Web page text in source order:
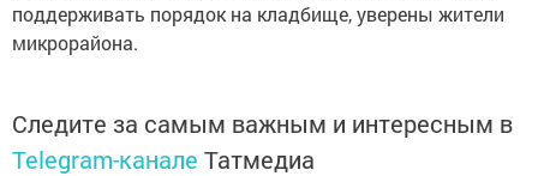
поддерживать порядок на кладбище, уверены жители
микрорайона.
Следите за самым важным и интересным в
Telegram-канале Татмедиа